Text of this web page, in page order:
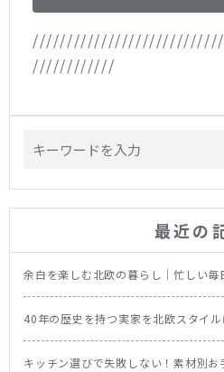
////////////
最近の
余白を楽しむ北欧の暮らし｜忙しい
40年の歴史を持つ実家を北欧スタイ
キッチン選びで失敗しない！素材別